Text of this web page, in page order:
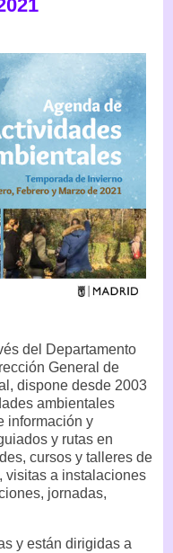
del Departamento
General de
dispone desde 2003
ambientales
información y
y rutas en
cursos y talleres de
visitas a instalaciones
jornadas,
y están dirigidas a